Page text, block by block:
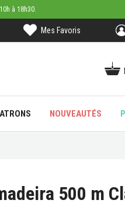
à 18h30.
Mes Favoris
NOUVEAUTÉS
500 m